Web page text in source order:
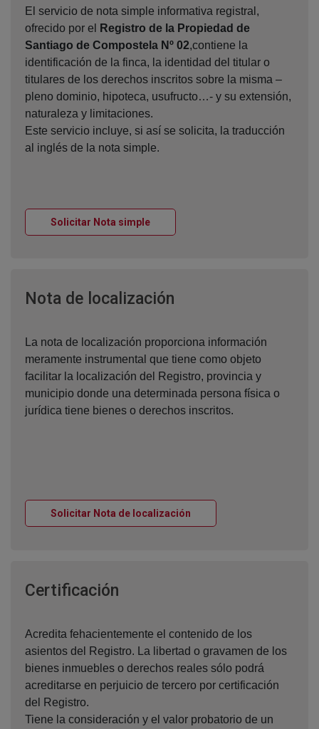
El servicio de nota simple informativa registral,
ofrecido por el
Registro de la Propiedad de
Santiago de Compostela Nº 02,contiene la
identificación de la finca, la identidad del titular o
titulares de los derechos inscritos sobre la misma –
pleno dominio, hipoteca, usufructo…- y su extensión,
naturaleza y limitaciones.
Este servicio incluye, si así se solicita, la traducción
al inglés de la nota simple.
Solicitar Nota simpleVentana nueva
Nota de localización
La nota de localización proporciona información
meramente instrumental que tiene como objeto
facilitar la localización del Registro, provincia y
municipio donde una determinada persona física o
jurídica tiene bienes o derechos inscritos.
Solicitar Nota de localización
Certificación
Acredita fehacientemente el contenido de los
asientos del Registro. La libertad o gravamen de los
bienes inmuebles o derechos reales sólo podrá
acreditarse en perjuicio de tercero por certificación
del Registro.
Tiene la consideración y el valor probatorio de un